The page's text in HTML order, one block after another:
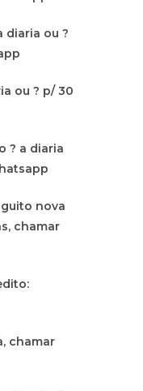
diaria ou ?
ou ? p/ 30
? a diaria
nova
chamar
chamar